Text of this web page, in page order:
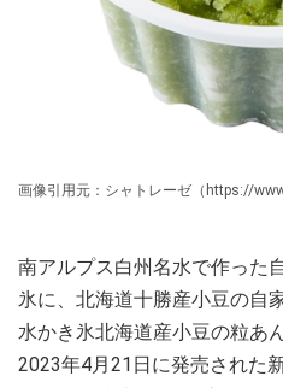
画像引用元：シャトレーゼ（https://
南アルプス白州名水で作った
氷に、北海道十勝産小豆の自
水かき氷北海道産小豆の粒あ
2023年4月21日に発売された